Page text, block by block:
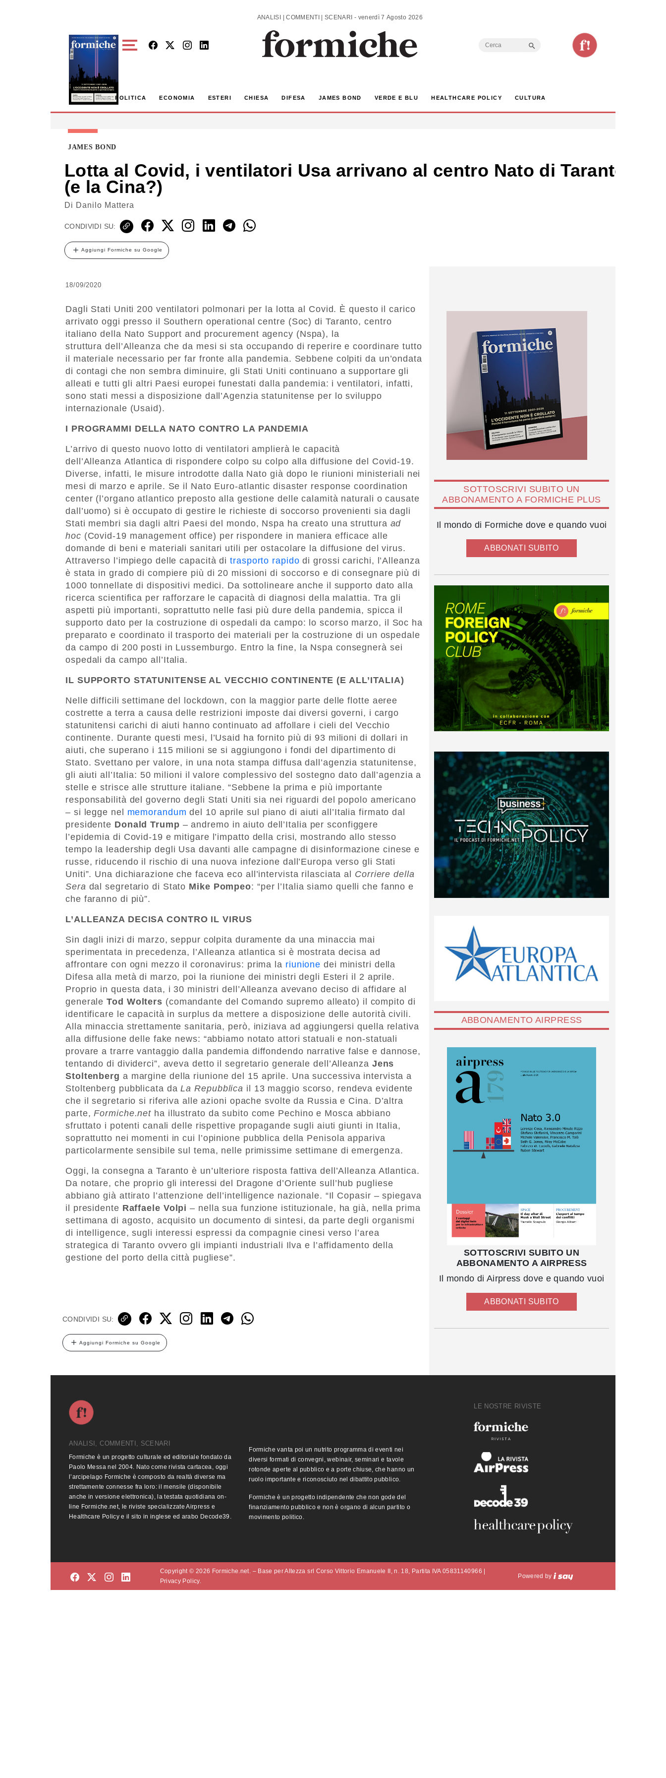
ANALISI | COMMENTI | SCENARI - venerdì 7 Agosto 2026
Search
POLITICA ECONOMIA ESTERI CHIESA DIFESA JAMES BOND VERDE E BLU HEALTHCARE POLICY CULTURA
JAMES BOND
Lotta al Covid, i ventilatori Usa arrivano al centro Nato di Taranto
(e la Cina?)
Di Danilo Mattera
CONDIVIDI SU:
Aggiungi Formiche su Google
18/09/2020
Dagli Stati Uniti 200 ventilatori polmonari per la lotta al Covid. È questo il carico
arrivato oggi presso il Southern operational centre (Soc) di Taranto, centro
italiano della Nato Support and procurement agency (Nspa), la
struttura dell’Alleanza che da mesi si sta occupando di reperire e coordinare tutto
il materiale necessario per far fronte alla pandemia. Sebbene colpiti da un’ondata
di contagi che non sembra diminuire, gli Stati Uniti continuano a supportare gli
alleati e tutti gli altri Paesi europei funestati dalla pandemia: i ventilatori, infatti,
sono stati messi a disposizione dall’Agenzia statunitense per lo sviluppo
internazionale (Usaid).
I PROGRAMMI DELLA NATO CONTRO LA PANDEMIA
L’arrivo di questo nuovo lotto di ventilatori amplierà le capacità
dell’Alleanza Atlantica di rispondere colpo su colpo alla diffusione del Covid-19.
Diverse, infatti, le misure introdotte dalla Nato già dopo le riunioni ministeriali nei
mesi di marzo e aprile. Se il Nato Euro-atlantic disaster response coordination
center (l’organo atlantico preposto alla gestione delle calamità naturali o causate
dall’uomo) si è occupato di gestire le richieste di soccorso provenienti sia dagli
Stati membri sia dagli altri Paesi del mondo, Nspa ha creato una struttura ad
hoc (Covid-19 management office) per rispondere in maniera efficace alle
domande di beni e materiali sanitari utili per ostacolare la diffusione del virus.
Attraverso l’impiego delle capacità ditrasporto rapido di grossi carichi, l’Alleanza
è stata in grado di compiere più di 20 missioni di soccorso e di consegnare più di
1000 tonnellate di dispositivi medici. Da sottolineare anche il supporto dato alla
ricerca scientifica per rafforzare le capacità di diagnosi della malattia. Tra gli
aspetti più importanti, soprattutto nelle fasi più dure della pandemia, spicca il
supporto dato per la costruzione di ospedali da campo: lo scorso marzo, il Soc ha
preparato e coordinato il trasporto dei materiali per la costruzione di un ospedale
da campo di 200 posti in Lussemburgo. Entro la fine, la Nspa consegnerà sei
ospedali da campo all’Italia.
IL SUPPORTO STATUNITENSE AL VECCHIO CONTINENTE (E ALL’ITALIA)
Nelle difficili settimane del lockdown, con la maggior parte delle flotte aeree
costrette a terra a causa delle restrizioni imposte dai diversi governi, i cargo
statunitensi carichi di aiuti hanno continuato ad affollare i cieli del Vecchio
continente. Durante questi mesi, l’Usaid ha fornito più di 93 milioni di dollari in
aiuti, che superano i 115 milioni se si aggiungono i fondi del dipartimento di
Stato. Svettano per valore, in una nota stampa diffusa dall’agenzia statunitense,
gli aiuti all’Italia: 50 milioni il valore complessivo del sostegno dato dall’agenzia a
stelle e strisce alle strutture italiane. “Sebbene la prima e più importante
responsabilità del governo degli Stati Uniti sia nei riguardi del popolo americano
– si legge nel memorandum del 10 aprile sul piano di aiuti all’Italia firmato dal
presidente Donald Trump – andremo in aiuto dell’Italia per sconfiggere
l’epidemia di Covid-19 e mitigare l’impatto della crisi, mostrando allo stesso
tempo la leadership degli Usa davanti alle campagne di disinformazione cinese e
russe, riducendo il rischio di una nuova infezione dall’Europa verso gli Stati
Uniti”. Una dichiarazione che faceva eco all’intervista rilasciata al Corriere della
Sera dal segretario di Stato Mike Pompeo: “per l’Italia siamo quelli che fanno e
che faranno di più”.
L’ALLEANZA DECISA CONTRO IL VIRUS
Sin dagli inizi di marzo, seppur colpita duramente da una minaccia mai
sperimentata in precedenza, l’Alleanza atlantica si è mostrata decisa ad
affrontare con ogni mezzo il coronavirus: prima la riunione dei ministri della
Difesa alla metà di marzo, poi la riunione dei ministri degli Esteri il 2 aprile.
Proprio in questa data, i 30 ministri dell’Alleanza avevano deciso di affidare al
generaleTod Wolters (comandante del Comando supremo alleato) il compito di
identificare le capacità in surplus da mettere a disposizione delle autorità civili.
Alla minaccia strettamente sanitaria, però, iniziava ad aggiungersi quella relativa
alla diffusione delle fake news: “abbiamo notato attori statuali e non-statuali
provare a trarre vantaggio dalla pandemia diffondendo narrative false e dannose,
tentando di dividerci”, aveva detto il segretario generale dell’Alleanza Jens
Stoltenberg a margine della riunione del 15 aprile. Una successiva intervista a
Stoltenberg pubblicata da La Repubblica il 13 maggio scorso, rendeva evidente
che il segretario si riferiva alle azioni opache svolte da Russia e Cina. D’altra
parte,Formiche.net ha illustrato da subito come Pechino e Mosca abbiano
sfruttato i potenti canali delle rispettive propagande sugli aiuti giunti in Italia,
soprattutto nei momenti in cui l’opinione pubblica della Penisola appariva
particolarmente sensibile sul tema, nelle primissime settimane di emergenza.
Oggi, la consegna a Taranto è un’ulteriore risposta fattiva dell’Alleanza Atlantica.
Da notare, che proprio gli interessi del Dragone d’Oriente sull’hub pugliese
abbiano già attirato l’attenzione dell’intelligence nazionale. “Il Copasir – spiegava
il presidente Raffaele Volpi – nella sua funzione istituzionale, ha già, nella prima
settimana di agosto, acquisito un documento di sintesi, da parte degli organismi
di intelligence, sugli interessi espressi da compagnie cinesi verso l’area
strategica di Taranto ovvero gli impianti industriali Ilva e l’affidamento della
gestione del porto della città pugliese”.
CONDIVIDI SU:
Aggiungi Formiche su Google
SOTTOSCRIVI SUBITO UN
ABBONAMENTO A FORMICHE PLUS
Il mondo di Formiche dove e quando vuoi
ABBONATI SUBITO
ABBONAMENTO AIRPRESS
SOTTOSCRIVI SUBITO UN
ABBONAMENTO A AIRPRESS
Il mondo di Airpress dove e quando vuoi
ABBONATI SUBITO
ANALISI, COMMENTI, SCENARI
Formiche è un progetto culturale ed editoriale fondato da
Paolo Messa nel 2004. Nato come rivista cartacea, oggi
l’arcipelago Formiche è composto da realtà diverse ma
strettamente connesse fra loro: il mensile (disponibile
anche in versione elettronica), la testata quotidiana on-
line Formiche.net, le riviste specializzate Airpress e
Healthcare Policy e il sito in inglese ed arabo Decode39.
Formiche vanta poi un nutrito programma di eventi nei
diversi formati di convegni, webinair, seminari e tavole
rotonde aperte al pubblico e a porte chiuse, che hanno un
ruolo importante e riconosciuto nel dibattito pubblico.
Formiche è un progetto indipendente che non gode del
finanziamento pubblico e non è organo di alcun partito o
movimento politico.
LE NOSTRE RIVISTE
Copyright © 2026 Formiche.net. – Base per Altezza srl Corso Vittorio Emanuele II, n. 18, Partita IVA 05831140966 |
Privacy Policy.
Powered by